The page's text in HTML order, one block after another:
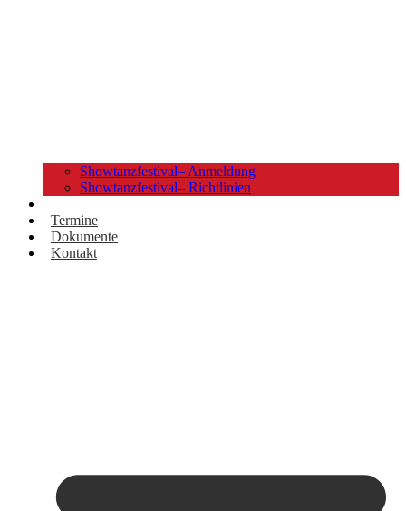
Showtanzfestival– Anmeldung
Showtanzfestival– Richtlinien
Termine
Dokumente
Kontakt